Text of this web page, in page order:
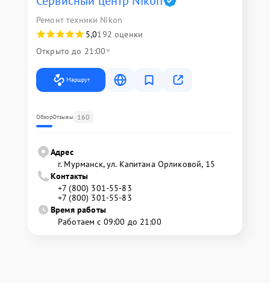
Ремонт техники Nikon
5,0192 оценки
Открыто до 21:00
Маршрут
ОбзорОтзывы 160
Адрес
г. Мурманск, ул. Капитана Орликовой, 15
Контакты
+7 (800) 301-55-83
+7 (800) 301-55-83
Время работы
Работаем с 09:00 до 21:00